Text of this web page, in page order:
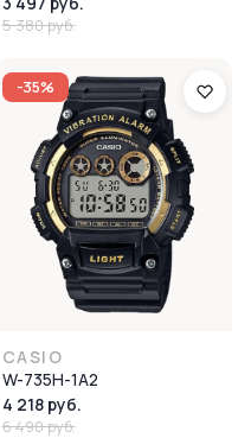
5 380 руб.
-35%
CASIO
W-735H-1A2
4 218 руб.
6 490 руб.